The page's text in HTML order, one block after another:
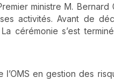
ministre M. Bernard
activités. Avant de
cérémonie s’est
en gestion des